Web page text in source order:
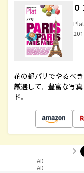
Plat
花の都パリでやるべ
厳選して、豊富な写
ド。
AD
AD